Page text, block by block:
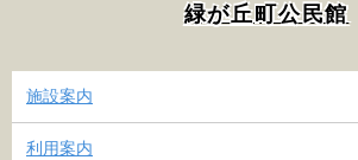
緑が丘町公民館
施設案内
利用案内